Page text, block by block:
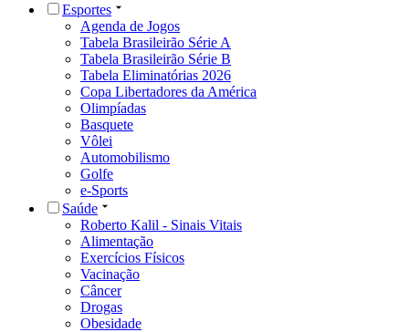
Esportes
Agenda de Jogos
Tabela Brasileirão Série A
Tabela Brasileirão Série B
Tabela Eliminatórias 2026
Copa Libertadores da América
Olimpíadas
Basquete
Vôlei
Automobilismo
Golfe
e-Sports
Saúde
Roberto Kalil - Sinais Vitais
Alimentação
Exercícios Físicos
Vacinação
Câncer
Drogas
Obesidade